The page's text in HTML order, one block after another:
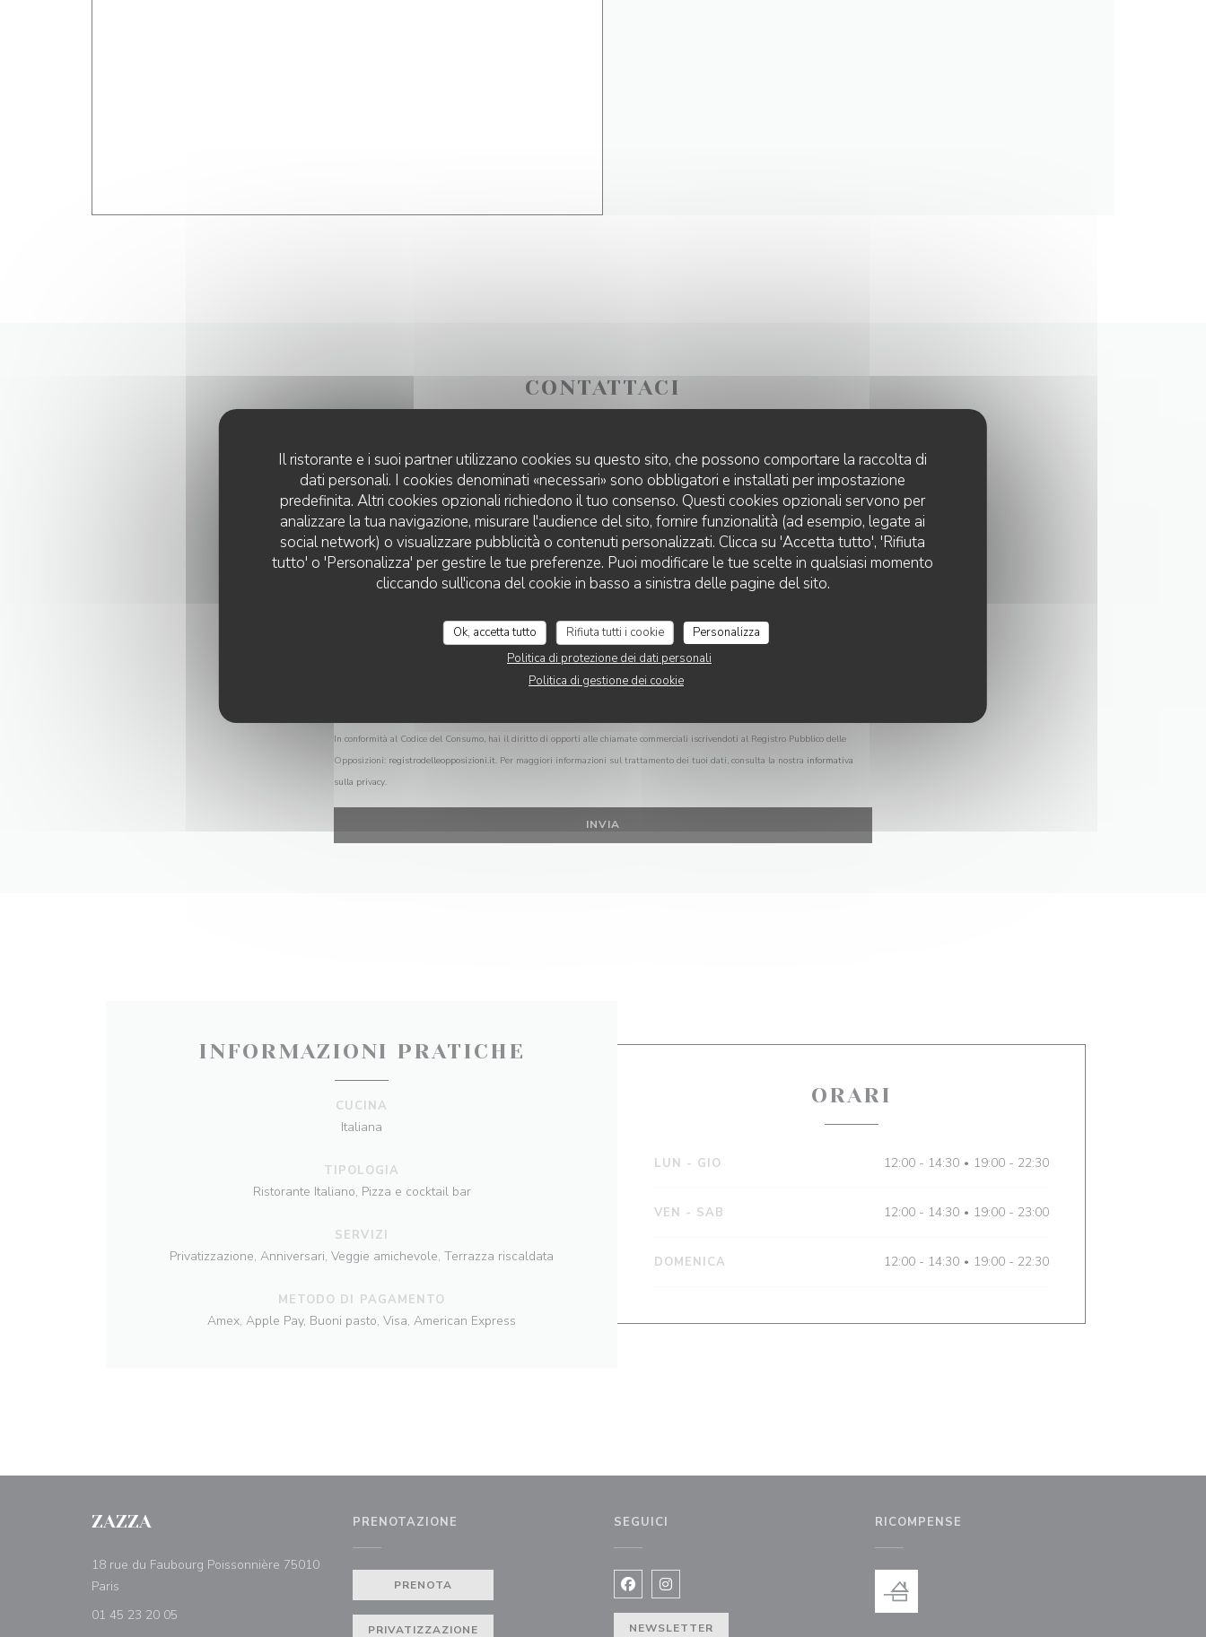
Il ristorante e i suoi partner utilizzano cookies su questo sito, che possono comportare la raccolta di
dati personali. I cookies denominati «necessari» sono obbligatori e installati per impostazione
predefinita. Altri cookies opzionali richiedono il tuo consenso. Questi cookies opzionali servono per
analizzare la tua navigazione, misurare l'audience del sito, fornire funzionalità (ad esempio, legate ai
social network) o visualizzare pubblicità o contenuti personalizzati. Clicca su 'Accetta tutto', 'Rifiuta
tutto' o 'Personalizza' per gestire le tue preferenze. Puoi modificare le tue scelte in qualsiasi momento
cliccando sull'icona del cookie in basso a sinistra delle pagine del sito.
Ok, accetta tutto Rifiuta tutti i cookie
Personalizza
Politica di protezione dei dati personali
Politica di gestione dei cookie
CONTATTACI
Compila il modulo sottostante!
In conformità al Codice del Consumo, hai il diritto di opporti alle chiamate commerciali iscrivendoti al Registro Pubblico delle
Opposizioni: registrodelleopposizioni.it. Per maggiori informazioni sul trattamento dei tuoi dati, consulta la nostra informativa
sulla privacy.
INFORMAZIONI PRATICHE
CUCINA
Italiana
TIPOLOGIA
Ristorante Italiano, Pizza e cocktail bar
SERVIZI
Privatizzazione, Anniversari, Veggie amichevole, Terrazza riscaldata
METODO DI PAGAMENTO
Amex, Apple Pay, Buoni pasto, Visa, American Express
ORARI
LUN - GIO 12:00 - 14:30 • 19:00 - 22:30
VEN - SAB 12:00 - 14:30 • 19:00 - 23:00
DOMENICA 12:00 - 14:30 • 19:00 - 22:30
ZAZZA
18 rue du Faubourg Poissonnière 75010
Paris
01 45 23 20 05
PRENOTAZIONE
PRENOTA
PRIVATIZZAZIONE
SEGUICI
Facebook ((apre una nuova finestra))
Instagram ((apre una nuova finestra))
NEWSLETTER
RICOMPENSE